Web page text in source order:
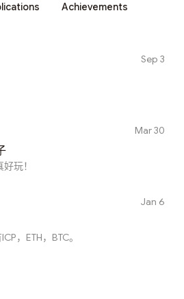
Achievements
Sep 3
Mar 30
玩！
Jan 6
，ETH，BTC。